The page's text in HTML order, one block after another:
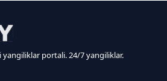
portali. 24/7 yangiliklar.